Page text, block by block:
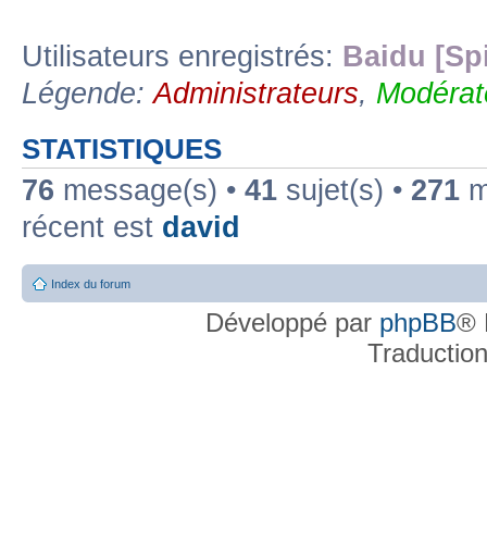
Utilisateurs enregistrés: Baidu
Légende:Administrateurs,
STATISTIQUES
76 message(s) • 41 sujet(s) • 271
récent est david
Index du forum
Développé par phpBB®